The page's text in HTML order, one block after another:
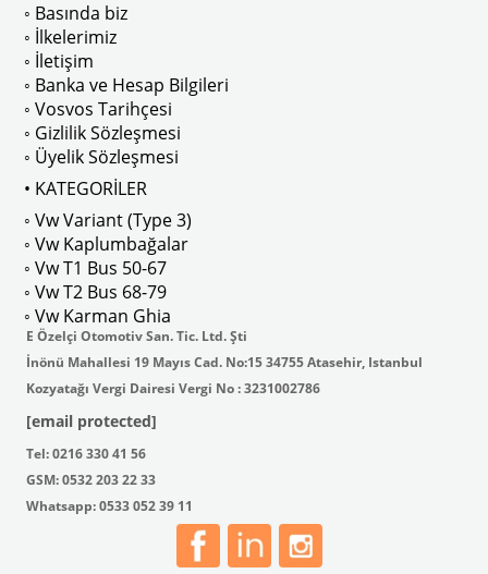
isteyenler için tercih edilir.
: AC711500 / 80500
◦ Basında biz
◦ İlkelerimiz
◦ İletişim
◦ Banka ve Hesap Bilgileri
◦ Vosvos Tarihçesi
◦ Gizlilik Sözleşmesi
◦ Üyelik Sözleşmesi
• KATEGORİLER
◦ Vw Variant (Type 3)
◦ Vw Kaplumbağalar
◦ Vw T1 Bus 50-67
◦ Vw T2 Bus 68-79
◦ Vw Karman Ghia
E Özelçi Otomotiv San. Tic. Ltd. Şti
İnönü Mahallesi 19 Mayıs Cad. No:15 34755 Atasehir, Istanbul
Kozyatağı Vergi Dairesi Vergi No : 3231002786
[email protected]
Tel: 0216 330 41 56
GSM: 0532 203 22 33
Whatsapp: 0533 052 39 11